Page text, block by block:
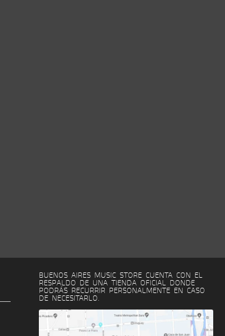
BUENOS AIRES MUSIC STORE CUENTA CON EL
RESPALDO DE UNA TIENDA OFICIAL DONDE
PODRÁS RECURRIR PERSONALMENTE EN CASO
DE NECESITARLO.